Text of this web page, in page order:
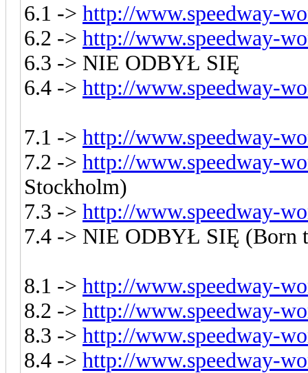
6.1 -> http://www.speedway-
6.2 -> http://www.speedway-
6.3 -> NIE ODBYŁ SIĘ
6.4 -> http://www.speedway-
7.1 -> http://www.speedway-
7.2 -> http://www.speedway-
Stockholm)
7.3 -> http://www.speedway-
7.4 -> NIE ODBYŁ SIĘ (Born
8.1 -> http://www.speedway-
8.2 -> http://www.speedway-
8.3 -> http://www.speedway-
8.4 -> http://www.speedway-